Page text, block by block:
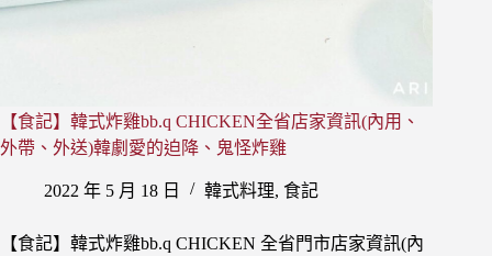
【食記】韓式炸雞bb.q CHICKEN全省店家資訊(內用、
外帶、外送)韓劇愛的迫降、鬼怪炸雞
2022 年 5 月 18 日 韓式料理, 食記
【食記】韓式炸雞bb.q CHICKEN 全省門市店家資訊(內